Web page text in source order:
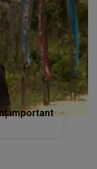
important